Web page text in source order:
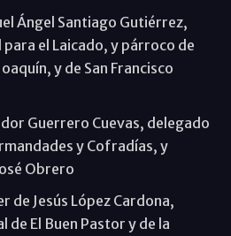
Ángel Santiago Gutiérrez,
el Laicado, y párroco de
y de San Francisco
Guerrero Cuevas, delegado
y Cofradías, y
Obrero
de Jesús López Cardona,
El Buen Pastor y de la